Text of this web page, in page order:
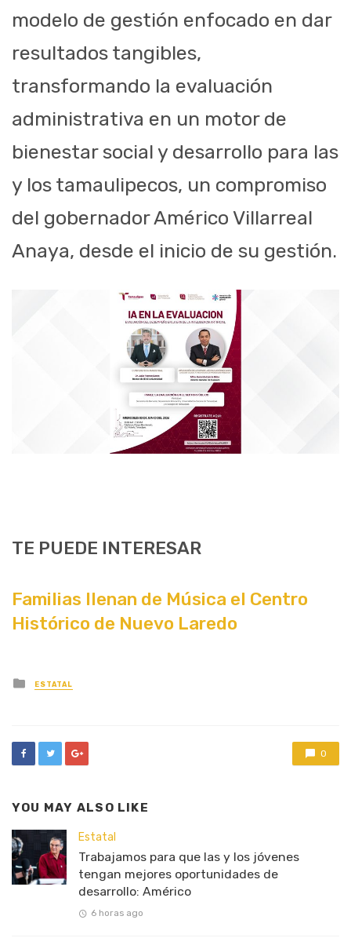
modelo de gestión enfocado en dar
resultados tangibles,
transformando la evaluación
administrativa en un motor de
bienestar social y desarrollo para las
y los tamaulipecos, un compromiso
del gobernador Américo Villarreal
Anaya, desde el inicio de su gestión.
TE PUEDE INTERESAR
Familias llenan de Música el Centro
Histórico de Nuevo Laredo
Posted
in
ESTATAL
0
YOU MAY ALSO LIKE
Estatal
Trabajamos para que las y los jóvenes
tengan mejores oportunidades de
desarrollo: Américo
6 horas ago